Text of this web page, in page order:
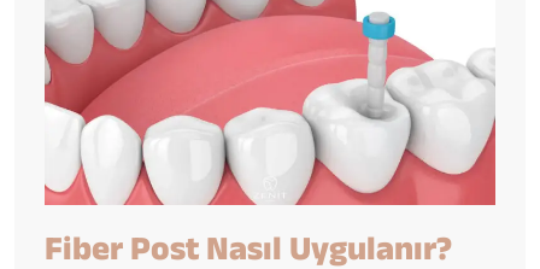
Fiber Post Nasıl Uygulanır?